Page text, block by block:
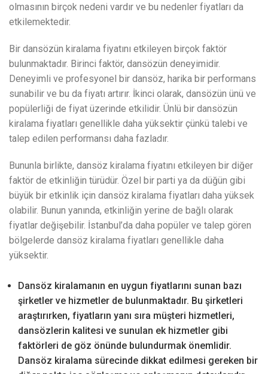
olmasının birçok nedeni vardır ve bu nedenler fiyatları da
etkilemektedir.
Bir dansözün kiralama fiyatını etkileyen birçok faktör
bulunmaktadır. Birinci faktör, dansözün deneyimidir.
Deneyimli ve profesyonel bir dansöz, harika bir performans
sunabilir ve bu da fiyatı artırır. İkinci olarak, dansözün ünü ve
popülerliği de fiyat üzerinde etkilidir. Ünlü bir dansözün
kiralama fiyatları genellikle daha yüksektir çünkü talebi ve
talep edilen performansı daha fazladır.
Bununla birlikte, dansöz kiralama fiyatını etkileyen bir diğer
faktör de etkinliğin türüdür. Özel bir parti ya da düğün gibi
büyük bir etkinlik için dansöz kiralama fiyatları daha yüksek
olabilir. Bunun yanında, etkinliğin yerine de bağlı olarak
fiyatlar değişebilir. İstanbul’da daha popüler ve talep gören
bölgelerde dansöz kiralama fiyatları genellikle daha
yüksektir.
Dansöz kiralamanın en uygun fiyatlarını sunan bazı
şirketler ve hizmetler de bulunmaktadır. Bu şirketleri
araştırırken, fiyatların yanı sıra müşteri hizmetleri,
dansözlerin kalitesi ve sunulan ek hizmetler gibi
faktörleri de göz önünde bulundurmak önemlidir.
Dansöz kiralama sürecinde dikkat edilmesi gereken bir